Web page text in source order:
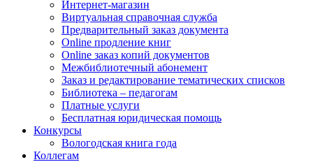
Интернет-магазин
Виртуальная справочная служба
Предварительный заказ документа
Online продление книг
Online заказ копий документов
Межбиблиотечный абонемент
Заказ и редактирование тематических списков
Библиотека – педагогам
Платные услуги
Бесплатная юридическая помощь
Конкурсы
Вологодская книга года
Коллегам